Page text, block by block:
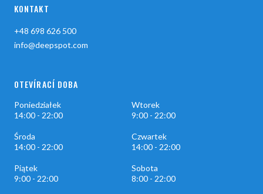
KONTAKT
+48 698 626 500
info@deepspot.com
OTEVÍRACÍ DOBA
Poniedziałek
14:00 - 22:00
Wtorek
9:00 - 22:00
Środa
14:00 - 22:00
Czwartek
14:00 - 22:00
Piątek
9:00 - 22:00
Sobota
8:00 - 22:00